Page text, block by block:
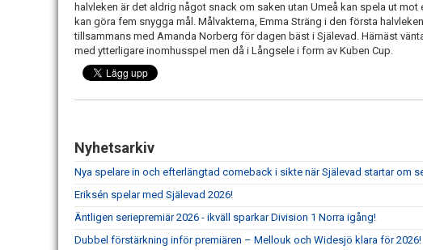
halvleken är det aldrig något snack om saken utan Umeå kan spela ut
kan göra fem snygga mål. Målvakterna, Emma Sträng i den första
tillsammans med Amanda Norberg för dagen bäst i Själevad. Härnäst
med ytterligare inomhusspel men då i Långsele i form av Kuben Cup.
Nyhetsarkiv
Nya spelare in och efterlängtad comeback i sikte när Själevad startar om
Eriksén spelar med Själevad 2026!
Äntligen seriepremiär 2026 - ikväll sparkar Division 1 Norra igång!
Dubbel förstärkning inför premiären – Mellouk och Widesjö klara för 2026!